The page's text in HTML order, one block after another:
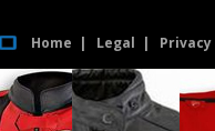
Home Legal